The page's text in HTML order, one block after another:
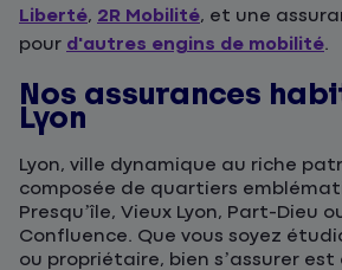
Liberté, 2R Mobilité, et une
pour d'autres engins de mobilité.
Nos assurances
Lyon
Lyon, ville dynamique au riche
composée de quartiers
Presqu’île, Vieux Lyon, Part-Dieu
Confluence. Que vous soyez
ou propriétaire, bien s’assurer